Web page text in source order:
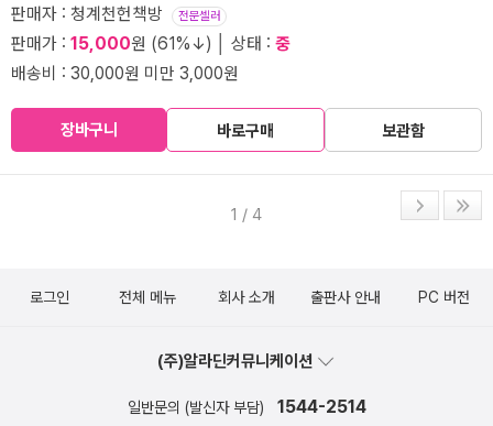
판매자 : 청계천헌책방 전문셀러
판매가 : 15,000원 (61%↓) │ 상태 : 중
배송비 : 30,000원 미만 3,000원
장바구니 바로구매 보관함
1 / 4
로그인 전체 메뉴 회사 소개 출판사 안내 PC 버전
(주)알라딘커뮤니케이션
일반문의 (발신자 부담) 1544-2514